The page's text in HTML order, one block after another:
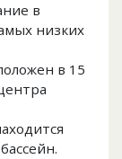
в
низких
в 15